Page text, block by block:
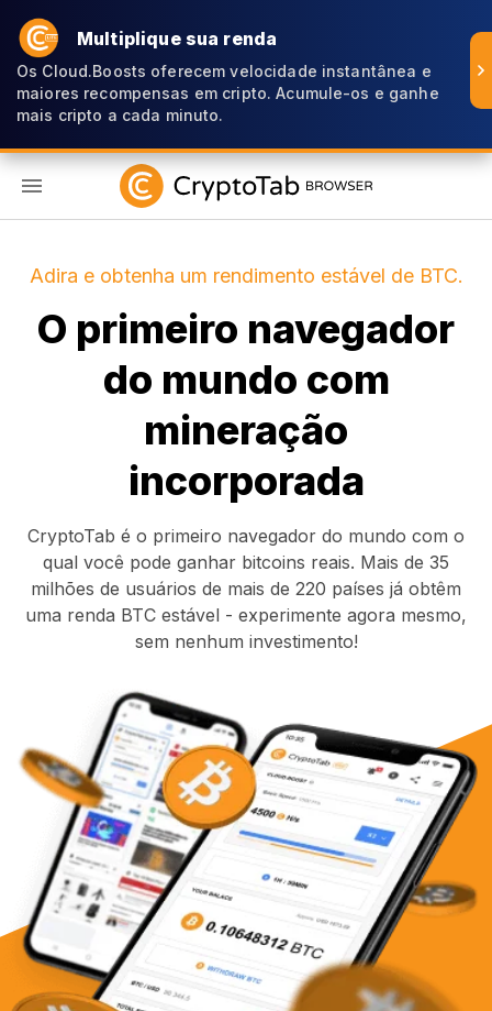
Multiplique sua renda
Os Cloud.Boosts oferecem velocidade instantânea e
maiores recompensas em cripto. Acumule-os e ganhe
mais cripto a cada minuto.
Adira e obtenha um rendimento estável de BTC.
O primeiro navegador
do mundo com
mineração
incorporada
CryptoTab é o primeiro navegador do mundo com o
qual você pode ganhar bitcoins reais. Mais de 35
milhões de usuários de mais de 220 países já obtêm
uma renda BTC estável - experimente agora mesmo,
sem nenhum investimento!